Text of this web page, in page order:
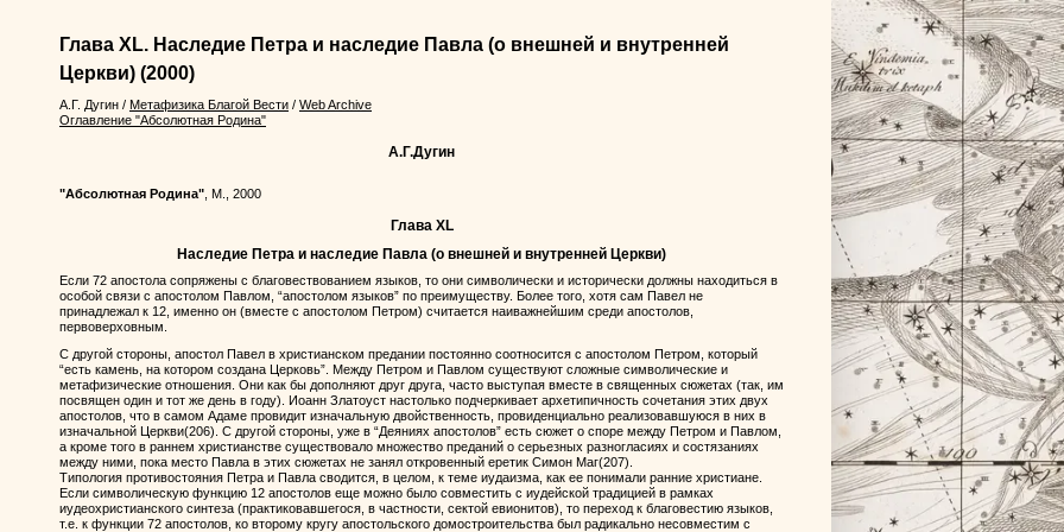
Глава XL. Наследие Петра и наследие Павла (о внешней и внутренней
Церкви) (2000)
А.Г. Дугин / Метафизика Благой Вести / Web Archive
Оглавление "Абсолютная Родина"
А.Г.Дугин
"Абсолютная Родина" , М., 2000
Глава XL
Наследие Петра и наследие Павла (о внешней и внутренней Церкви)
Если 72 апостола сопряжены с благовествованием языков, то они символически и исторически должны находиться в
особой связи с апостолом Павлом, “апостолом языков” по преимуществу. Более того, хотя сам Павел не
принадлежал к 12, именно он (вместе с апостолом Петром) считается наиважнейшим среди апостолов,
первоверховным.
С другой стороны, апостол Павел в христианском предании постоянно соотносится с апостолом Петром, который
“есть камень, на котором создана Церковь”. Между Петром и Павлом существуют сложные символические и
метафизические отношения. Они как бы дополняют друг друга, часто выступая вместе в священных сюжетах (так, им
посвящен один и тот же день в году). Иоанн Златоуст настолько подчеркивает архетипичность сочетания этих двух
апостолов, что в самом Адаме провидит изначальную двойственность, провиденциально реализовавшуюся в них в
изначальной Церкви(206). С другой стороны, уже в “Деяниях апостолов” есть сюжет о споре между Петром и Павлом,
а кроме того в раннем христианстве существовало множество преданий о серьезных разногласиях и состязаниях
между ними, пока место Павла в этих сюжетах не занял откровенный еретик Симон Маг(207).
Типология противостояния Петра и Павла сводится, в целом, к теме иудаизма, как ее понимали ранние христиане.
Если символическую функцию 12 апостолов еще можно было совместить с иудейской традицией в рамках
иудеохристианского синтеза (практиковавшегося, в частности, сектой евионитов), то переход к благовестию языков,
т.е. к функции 72 апостолов, ко второму кругу апостольского домостроительства был радикально несовместим с